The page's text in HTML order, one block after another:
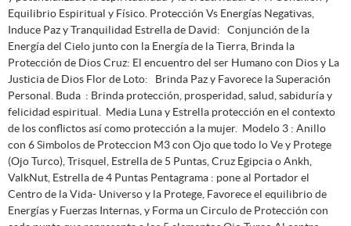
Equilibrio Espiritual y Físico. Protección Vs Energías Negativas,
Induce Paz y Tranquilidad Estrella de David: Conjunción de la
Energía del Cielo junto con la Energía de la Tierra, Brinda la
Protección de Dios Cruz: El encuentro del ser Humano con Dios y La
Justicia de Dios Flor de Loto: Brinda Paz y Favorece la Superación
Personal. Buda : Brinda protección, prosperidad, salud, sabiduría y
felicidad espiritual. Media Luna y Estrella protección en el contexto
de los conflictos así como protección a la mujer. Modelo 3 : Anillo
con 6 Simbolos de Proteccion M3 con Ojo que todo lo Ve y Protege
(Ojo Turco), Trisquel, Estrella de 5 Puntas, Cruz Egipcia o Ankh,
ValkNut, Estrella de 4 Puntas Pentagrama : pone al Portador el
Centro de la Vida- Universo y la Protege, Favorece el equilibrio de
Energías y Fuerzas Internas, y Forma un Circulo de Protección con